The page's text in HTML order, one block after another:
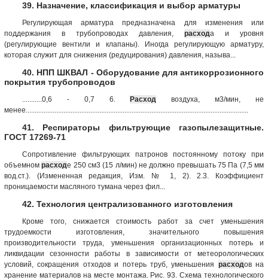
39. Назначение, классификация и выбор арматуры
Регулирующая арматура предназначена для изменения или
поддержания в трубопроводах давления, расхода и уровня
(регулирующие вентили и клапаны). Иногда регулирующую арматуру,
которая служит для снижения (редуцирования) давления, называ...
40. НПП ШКВАЛ - Оборудование для антикоррозионного
покрытия трубопроводов
...........0,6 - 0,7 6.Расход
воздуха, м3/мин, не
менее............................................................................................................................
41. Респираторы фильтрующие газопылезащитные.
ГОСТ 17269-71
Сопротивление фильтрующих патронов постоянному потоку при
объемномрасходе 250 см3 (15 л/мин) не должно превышать 75 Па (7,5 мм
вод.ст.). (Измененная редакция, Изм. № 1, 2). 2.3. Коэффициент
проницаемости масляного тумана через фил...
42. Технология централизованного изготовления
Кроме того, снижается стоимость работ за счет уменьшения
трудоемкости изготовления, значительного повышения
производительности труда, уменьшения организационных потерь и
ликвидации сезонности работы в зависимости от метеорологических
условий, сокращения отходов и потерь труб, уменьшения расходов на
хранение материалов на месте монтажа. Рис. 93. Схема технологического